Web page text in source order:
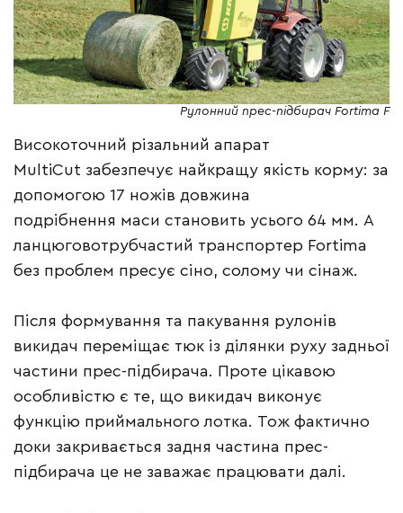
Рулонний прес-підбирач Fortima F
Високоточний різальний апарат
MultiCut забезпечує найкращу якість корму: за
допомогою 17 ножів довжина
подрібнення маси становить усього 64 мм. А
ланцюговотрубчастий транспортер Fortima
без проблем пресує сіно, солому чи сінаж.
Після формування та пакування рулонів
викидач переміщає тюк із ділянки руху задньої
частини прес-підбирача. Проте цікавою
особливістю є те, що викидач виконує
функцію приймального лотка. Тож фактично
доки закривається задня частина прес-
підбирача це не заважає працювати далі.